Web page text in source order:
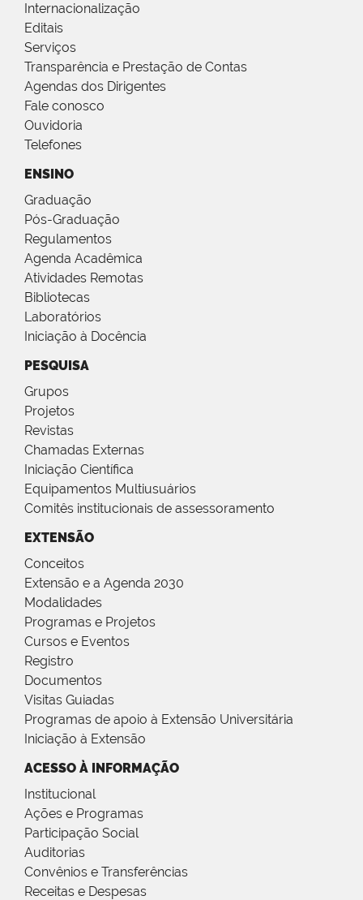
Internacionalização
Editais
Serviços
Transparência e Prestação de Contas
Agendas dos Dirigentes
Fale conosco
Ouvidoria
Telefones
ENSINO
Graduação
Pós-Graduação
Regulamentos
Agenda Acadêmica
Atividades Remotas
Bibliotecas
Laboratórios
Iniciação à Docência
PESQUISA
Grupos
Projetos
Revistas
Chamadas Externas
Iniciação Científica
Equipamentos Multiusuários
Comitês institucionais de assessoramento
EXTENSÃO
Conceitos
Extensão e a Agenda 2030
Modalidades
Programas e Projetos
Cursos e Eventos
Registro
Documentos
Visitas Guiadas
Programas de apoio à Extensão Universitária
Iniciação à Extensão
ACESSO À INFORMAÇÃO
Institucional
Ações e Programas
Participação Social
Auditorias
Convênios e Transferências
Receitas e Despesas